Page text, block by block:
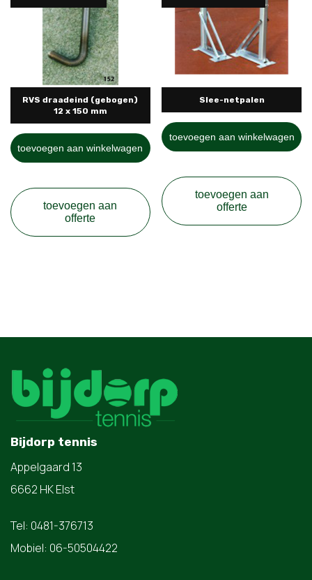
RVS draadeind (gebogen)
12 x 150 mm
toevoegen aan winkelwagen
toevoegen aan
offerte
Slee-netpalen
toevoegen aan winkelwagen
toevoegen aan
offerte
Bijdorp tennis
Appelgaard 13
6662 HK Elst
Tel: 0481-376713
Mobiel: 06-50504422